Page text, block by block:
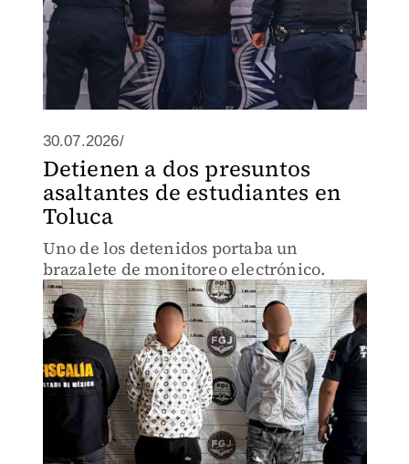
30.07.2026/
Detienen a dos presuntos
asaltantes de estudiantes en
Toluca
Uno de los detenidos portaba un
brazalete de monitoreo electrónico.